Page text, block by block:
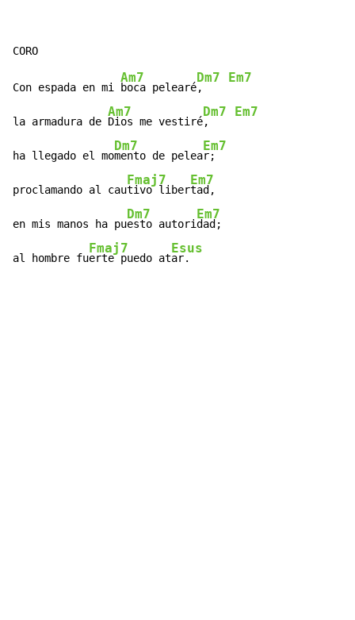
Con espada en mi
Am7
boca pelearé
Dm7
,
Em7
la armadura de
Am7
Dios me vestiré
Dm7
,
Em7
ha llegado el mo
Dm7
mento de pelea
Em7
r;
proclamando al cau
Fmaj7
tivo liber
Em7
tad,
en mis manos ha pu
Dm7
esto autori
Em7
dad;
al hombre fu
Fmaj7
erte puedo at
Esus
ar.